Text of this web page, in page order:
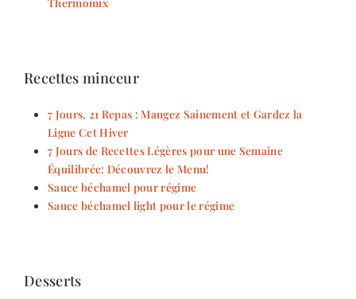
Recettes minceur
7 Jours, 21 Repas : Mangez Sainement et Gardez la
Ligne Cet Hiver
7 Jours de Recettes Légères pour une Semaine
Équilibrée: Découvrez le Menu!
Sauce béchamel pour régime
Sauce béchamel light pour le régime
Desserts